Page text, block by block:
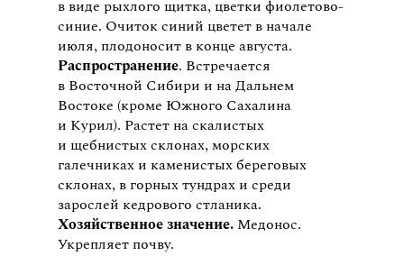
в виде рыхлого щитка, цветки фиолетово-
синие. Очиток синий цветет в начале
июля, плодоносит в конце августа.
Распространение. Встречается
в Восточной Сибири и на Дальнем
Востоке (кроме Южного Сахалина
и Курил). Растет на скалистых
и щебнистых склонах, морских
галечниках и каменистых береговых
склонах, в горных тундрах и среди
зарослей кедрового стланика.
Хозяйственное значение. Медонос.
Укрепляет почву.